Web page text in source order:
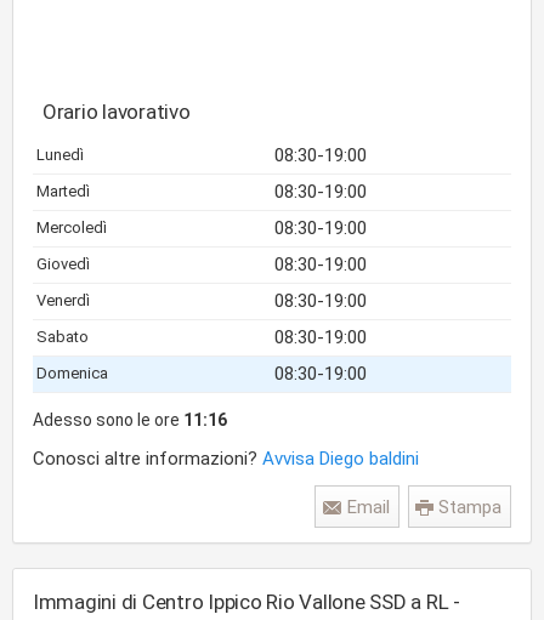
Orario lavorativo
Lunedì 08:30-19:00
Martedì 08:30-19:00
Mercoledì 08:30-19:00
Giovedì 08:30-19:00
Venerdì 08:30-19:00
Sabato 08:30-19:00
Domenica 08:30-19:00
Adesso sono le ore 11:16
Conosci altre informazioni? Avvisa Diego baldini
Stampa
Email
Immagini di Centro Ippico Rio Vallone SSD a RL -